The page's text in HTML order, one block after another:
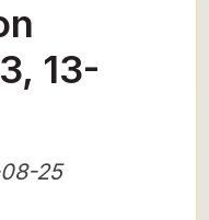
13-
25